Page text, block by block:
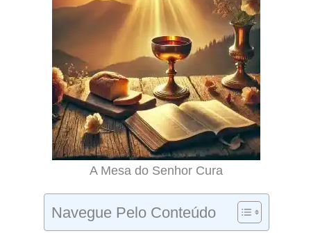
A Mesa do Senhor Cura
Navegue Pelo Conteúdo